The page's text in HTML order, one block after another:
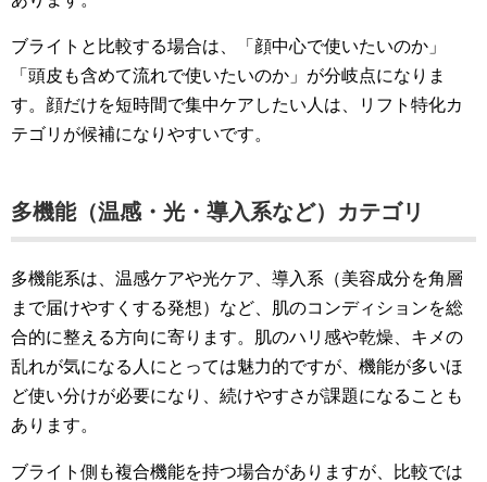
ブライトと比較する場合は、「顔中心で使いたいのか」
「頭皮も含めて流れで使いたいのか」が分岐点になりま
す。顔だけを短時間で集中ケアしたい人は、リフト特化カ
テゴリが候補になりやすいです。
多機能（温感・光・導入系など）カテゴリ
多機能系は、温感ケアや光ケア、導入系（美容成分を角層
まで届けやすくする発想）など、肌のコンディションを総
合的に整える方向に寄ります。肌のハリ感や乾燥、キメの
乱れが気になる人にとっては魅力的ですが、機能が多いほ
ど使い分けが必要になり、続けやすさが課題になることも
あります。
ブライト側も複合機能を持つ場合がありますが、比較では